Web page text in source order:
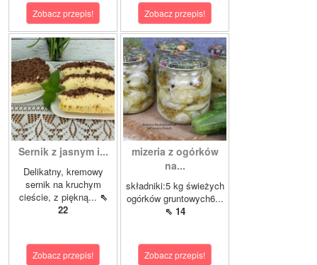
Zobacz przepis! Zobacz przepis!
Sernik z jasnym i...
Delikatny, kremowy
sernik na kruchym
cieście, z piękną... ⇖
22
Zobacz przepis!
mizeria z ogórków
na...
składniki:5 kg świeżych
ogórków gruntowych6...
⇖ 14
Zobacz przepis!